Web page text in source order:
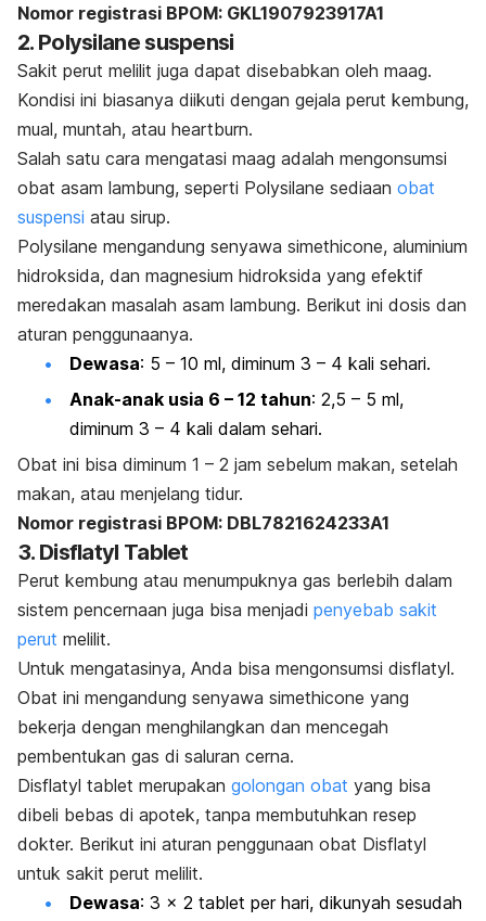
Nomor registrasi BPOM: GKL1907923917A1
2. Polysilane suspensi
Sakit perut melilit juga dapat disebabkan oleh maag.
Kondisi ini biasanya diikuti dengan gejala perut kembung,
mual, muntah, atau heartburn.
Salah satu cara mengatasi maag adalah mengonsumsi
obat asam lambung, seperti Polysilane sediaan obat
suspensi atau sirup.
Polysilane mengandung senyawa simethicone, aluminium
hidroksida, dan magnesium hidroksida yang efektif
meredakan masalah asam lambung. Berikut ini dosis dan
aturan penggunaanya.
Dewasa: 5 – 10 ml, diminum 3 – 4 kali sehari.
Anak-anak usia 6 – 12 tahun: 2,5 – 5 ml,
diminum 3 – 4 kali dalam sehari.
Obat ini bisa diminum 1 – 2 jam sebelum makan, setelah
makan, atau menjelang tidur.
Nomor registrasi BPOM: DBL7821624233A1
3. Disflatyl Tablet
Perut kembung atau menumpuknya gas berlebih dalam
sistem pencernaan juga bisa menjadi penyebab sakit
perut melilit.
Untuk mengatasinya, Anda bisa mengonsumsi disflatyl.
Obat ini mengandung senyawa simethicone yang
bekerja dengan menghilangkan dan mencegah
pembentukan gas di saluran cerna.
Disflatyl tablet merupakan golongan obat yang bisa
dibeli bebas di apotek, tanpa membutuhkan resep
dokter. Berikut ini aturan penggunaan obat Disflatyl
untuk sakit perut melilit.
Dewasa: 3 x 2 tablet per hari, dikunyah sesudah